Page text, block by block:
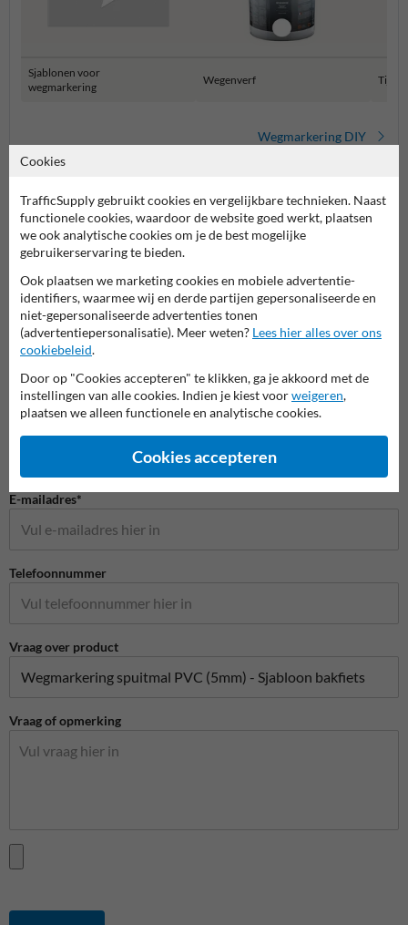
Sjablonen voor
wegmarkering
Wegenverf
Wegmarkering DIY
Stel je vraag aan Grondmarkering.be
Naam*
E-mailadres*
Telefoonnummer
Vraag over product
Vraag of opmerking
Cookies
TrafficSupply gebruikt cookies en vergelijkbare technieken. Naast
functionele cookies, waardoor de website goed werkt, plaatsen
we ook analytische cookies om je de best mogelijke
gebruikerservaring te bieden.
Ook plaatsen we marketing cookies en mobiele advertentie-
identifiers, waarmee wij en derde partijen gepersonaliseerde en
niet-gepersonaliseerde advertenties tonen
(advertentiepersonalisatie). Meer weten? Lees hier alles over ons
cookiebeleid.
Door op "Cookies accepteren" te klikken, ga je akkoord met de
instellingen van alle cookies. Indien je kiest voorweigeren,
plaatsen we alleen functionele en analytische cookies.
Cookies accepteren